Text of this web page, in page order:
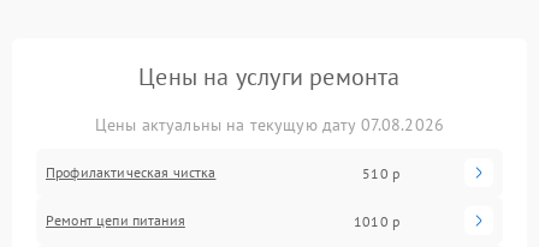
Цены на услуги ремонта
Цены актуальны на текущую дату 07.08.2026
Профилактическая чистка 510 р
Ремонт цепи питания 1010 р